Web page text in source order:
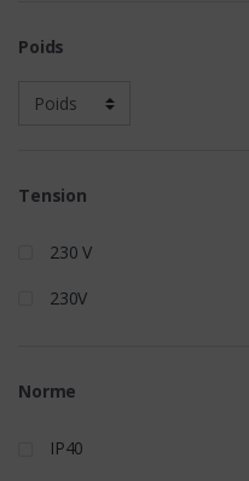
Poids
Tension
230 V
230V
Norme
IP40